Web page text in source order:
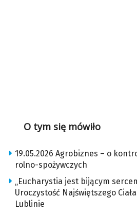
O tym się mówiło
19.05.2026 Agrobiznes – o
rolno-spożywczych
„Eucharystia jest bijącym
Uroczystość Najświętszego
Lublinie